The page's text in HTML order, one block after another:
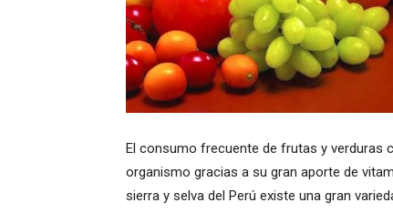
El consumo frecuente de frutas y verduras
organismo gracias a su gran aporte de
sierra y selva del Perú existe una gran